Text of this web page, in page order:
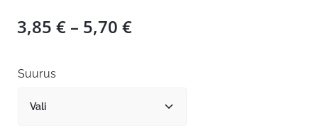
3,85 € – 5,70 €Hinnavahemik:
Suurus